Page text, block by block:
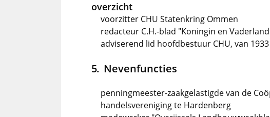
overzicht
voorzitter CHU Statenkring Ommen
redacteur C.H.-blad "Koningin en
adviserend lid hoofdbestuur CHU, van
Nevenfuncties
penningmeester-zaakgelastigde van de
handelsvereniging te Hardenberg